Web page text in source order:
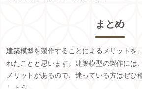
まとめ
建築模型を製作することによるメリットを
れたことと思います。建築模型の製作には
メリットがあるので、迷っている方はぜひ
しょう。